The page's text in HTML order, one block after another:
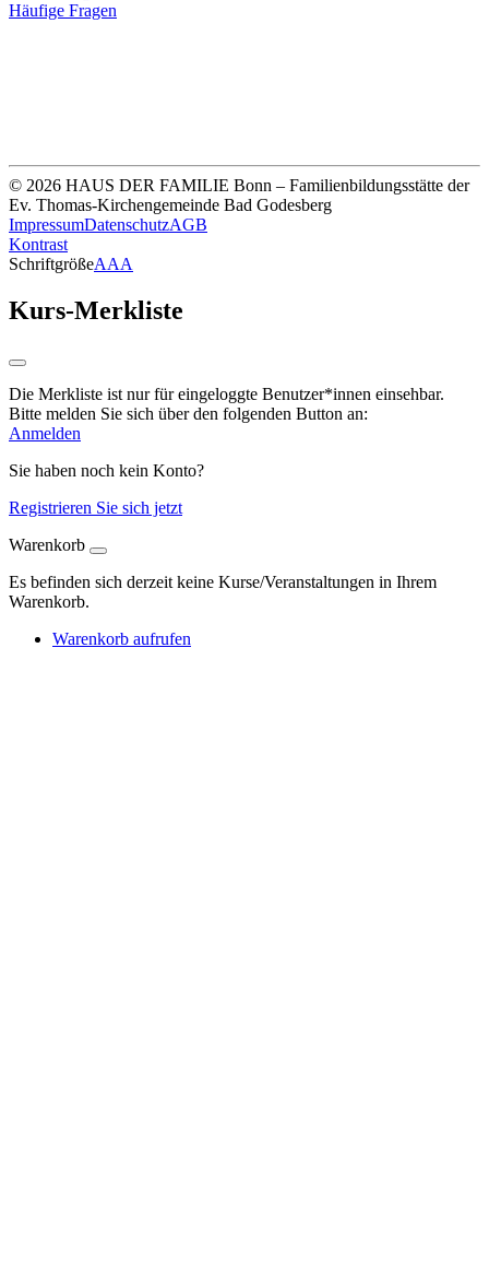
Häufige Fragen
© 2026 HAUS DER FAMILIE Bonn – Familienbildungsstätte der
Ev. Thomas-Kirchengemeinde Bad Godesberg
ImpressumDatenschutzAGB
Kontrast
SchriftgrößeAAA
Kurs-Merkliste
Die Merkliste ist nur für eingeloggte Benutzer*innen einsehbar.
Bitte melden Sie sich über den folgenden Button an:
Anmelden
Sie haben noch kein Konto?
Registrieren Sie sich jetzt
Warenkorb
Es befinden sich derzeit keine Kurse/Veranstaltungen in Ihrem
Warenkorb.
Warenkorb aufrufen